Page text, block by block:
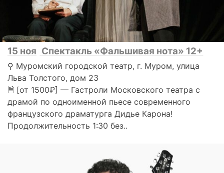
15 ноя Спектакль «Фальшивая нота» 12+
⚲ Муромский городской театр, г. Муром, улица
Льва Толстого, дом 23
🗎 [от 1500₽] — Гастроли Московского театра с
драмой по одноименной пьесе современного
французского драматурга Дидье Карона!
Продолжительность 1:30 без..